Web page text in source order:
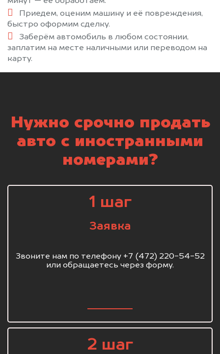
Приедем, оценим машину и её повреждения,
быстро оформим сделку.
Заберём автомобиль в любом состоянии,
заплатим на месте наличными или переводом на
карту.
Нужно срочно продать
авто с иностранными
номерами?
1 шаг
Заявка
Звоните нам по телефону +7 (472) 220-54-52
или обращаетесь через форму.
2 шаг